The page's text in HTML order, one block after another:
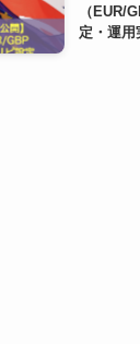
（EUR/
定・運用